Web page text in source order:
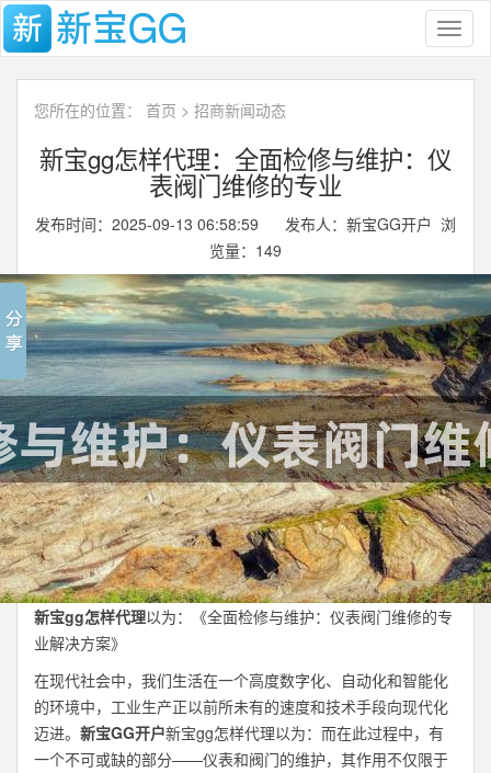
您所在的位置： 首页 > 招商新闻动态
新宝gg怎样代理：全面检修与维护：仪
表阀门维修的专业
发布时间：2025-09-13 06:58:59 发布人：新宝GG开户 浏
览量： 149
新宝gg怎样代理以为：《全面检修与维护：仪表阀门维修的专
业解决方案》
在现代社会中，我们生活在一个高度数字化、自动化和智能化
的环境中，工业生产正以前所未有的速度和技术手段向现代化
迈进。 新宝GG开户新宝gg怎样代理以为：而在此过程中，有
一个不可或缺的部分——仪表和阀门的维护，其作用不仅限于